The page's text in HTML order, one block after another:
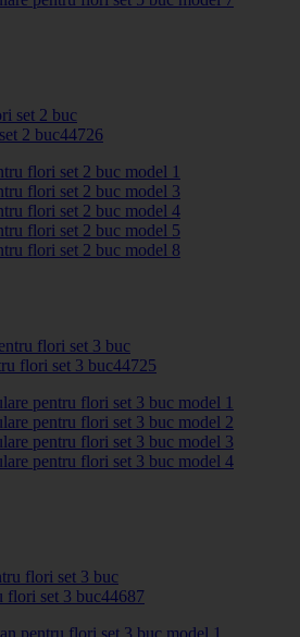
2 buc44726
flori set 3 buc44725
flori set 3 buc44687